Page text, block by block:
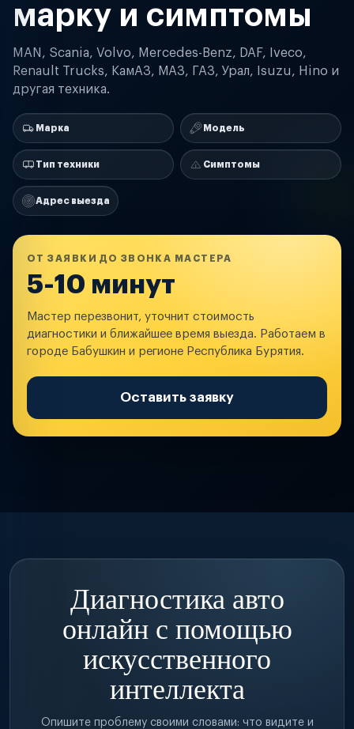
марку и симптомы
MAN, Scania, Volvo, Mercedes-Benz, DAF, Iveco,
Renault Trucks, КамАЗ, МАЗ, ГАЗ, Урал, Isuzu, Hino и
другая техника.
Марка Модель
Тип техники Симптомы
Адрес выезда
ОТ ЗАЯВКИ ДО ЗВОНКА МАСТЕРА
5-10 минут
Мастер перезвонит, уточнит стоимость
диагностики и ближайшее время выезда. Работаем в
городе Бабушкин и регионе Республика Бурятия.
Оставить заявку
Диагностика авто
онлайн с помощью
искусственного
интеллекта
Опишите проблему своими словами: что видите и